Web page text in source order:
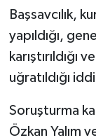
Başsavcılık,
yapıldığı,
uğratıldığı
Soruşturma
Özkan Yalım